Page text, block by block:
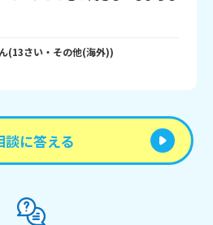
(13さい・ その他(海外))
談に答える